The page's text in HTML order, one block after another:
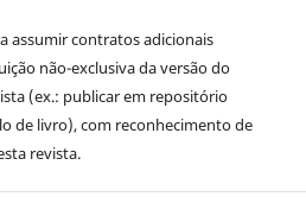
assumir contratos adicionais
não-exclusiva da versão do
(ex.: publicar em repositório
de livro), com reconhecimento de
revista.